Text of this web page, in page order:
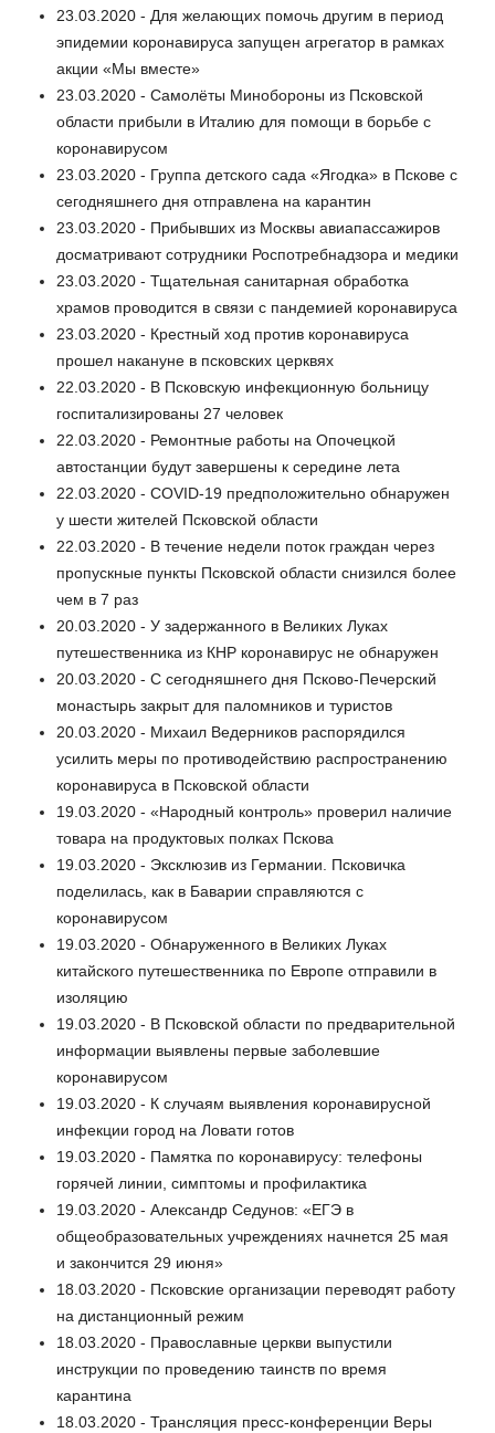
23.03.2020 - Для желающих помочь другим в период
эпидемии коронавируса запущен агрегатор в рамках
акции «Мы вместе»
23.03.2020 - Самолёты Минобороны из Псковской
области прибыли в Италию для помощи в борьбе с
коронавирусом
23.03.2020 - Группа детского сада «Ягодка» в Пскове с
сегодняшнего дня отправлена на карантин
23.03.2020 - Прибывших из Москвы авиапассажиров
досматривают сотрудники Роспотребнадзора и медики
23.03.2020 - Тщательная санитарная обработка
храмов проводится в связи с пандемией коронавируса
23.03.2020 - Крестный ход против коронавируса
прошел накануне в псковских церквях
22.03.2020 - В Псковскую инфекционную больницу
госпитализированы 27 человек
22.03.2020 - Ремонтные работы на Опочецкой
автостанции будут завершены к середине лета
22.03.2020 - COVID-19 предположительно обнаружен
у шести жителей Псковской области
22.03.2020 - В течение недели поток граждан через
пропускные пункты Псковской области снизился более
чем в 7 раз
20.03.2020 - У задержанного в Великих Луках
путешественника из КНР коронавирус не обнаружен
20.03.2020 - С сегодняшнего дня Псково-Печерский
монастырь закрыт для паломников и туристов
20.03.2020 - Михаил Ведерников распорядился
усилить меры по противодействию распространению
коронавируса в Псковской области
19.03.2020 - «Народный контроль» проверил наличие
товара на продуктовых полках Пскова
19.03.2020 - Эксклюзив из Германии. Псковичка
поделилась, как в Баварии справляются с
коронавирусом
19.03.2020 - Обнаруженного в Великих Луках
китайского путешественника по Европе отправили в
изоляцию
19.03.2020 - В Псковской области по предварительной
информации выявлены первые заболевшие
коронавирусом
19.03.2020 - К случаям выявления коронавирусной
инфекции город на Ловати готов
19.03.2020 - Памятка по коронавирусу: телефоны
горячей линии, симптомы и профилактика
19.03.2020 - Александр Седунов: «ЕГЭ в
общеобразовательных учреждениях начнется 25 мая
и закончится 29 июня»
18.03.2020 - Псковские организации переводят работу
на дистанционный режим
18.03.2020 - Православные церкви выпустили
инструкции по проведению таинств по время
карантина
18.03.2020 - Трансляция пресс-конференции Веры